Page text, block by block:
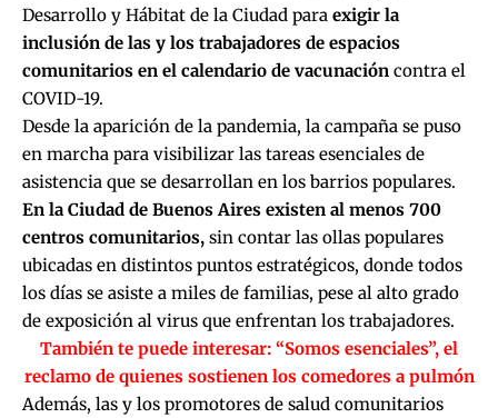
Desarrollo y Hábitat de la Ciudad para exigir la
inclusión de las y los trabajadores de espacios
comunitarios en el calendario de vacunación contra el
COVID-19.
Desde la aparición de la pandemia, la campaña se puso
en marcha para visibilizar las tareas esenciales de
asistencia que se desarrollan en los barrios populares.
En la Ciudad de Buenos Aires existen al menos 700
centros comunitarios, sin contar las ollas populares
ubicadas en distintos puntos estratégicos, donde todos
los días se asiste a miles de familias, pese al alto grado
de exposición al virus que enfrentan los trabajadores.
También te puede interesar: “Somos esenciales”, el
reclamo de quienes sostienen los comedores a pulmón
Además, las y los promotores de salud comunitarios